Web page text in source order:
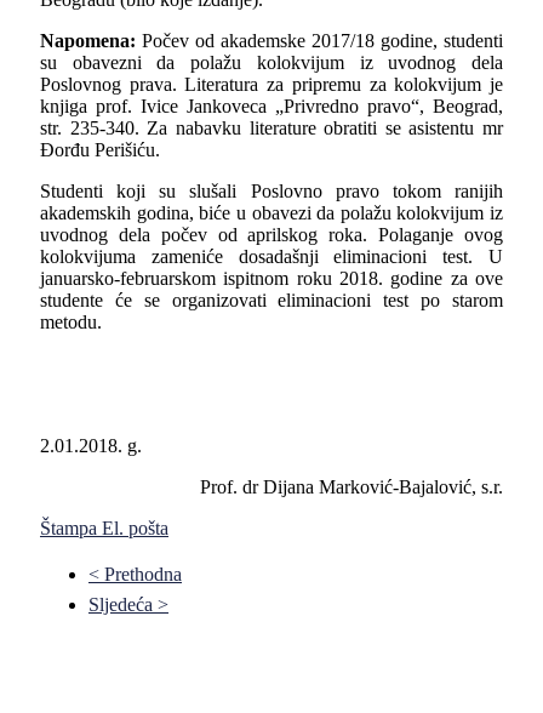
Napomena: Počev od akademske 2017/18 godine, studenti
su obavezni da polažu kolokvijum iz uvodnog dela
Poslovnog prava. Literatura za pripremu za kolokvijum je
knjiga prof. Ivice Jankoveca „Privredno pravo“, Beograd,
str. 235-340. Za nabavku literature obratiti se asistentu mr
Đorđu Perišiću.
Studenti koji su slušali Poslovno pravo tokom ranijih
akademskih godina, biće u obavezi da polažu kolokvijum iz
uvodnog dela počev od aprilskog roka. Polaganje ovog
kolokvijuma zameniće dosadašnji eliminacioni test. U
januarsko-februarskom ispitnom roku 2018. godine za ove
studente će se organizovati eliminacioni test po starom
metodu.
2.01.2018. g.
Prof. dr Dijana Marković-Bajalović, s.r.
Štampa El. pošta
< Prethodna
Sljedeća >